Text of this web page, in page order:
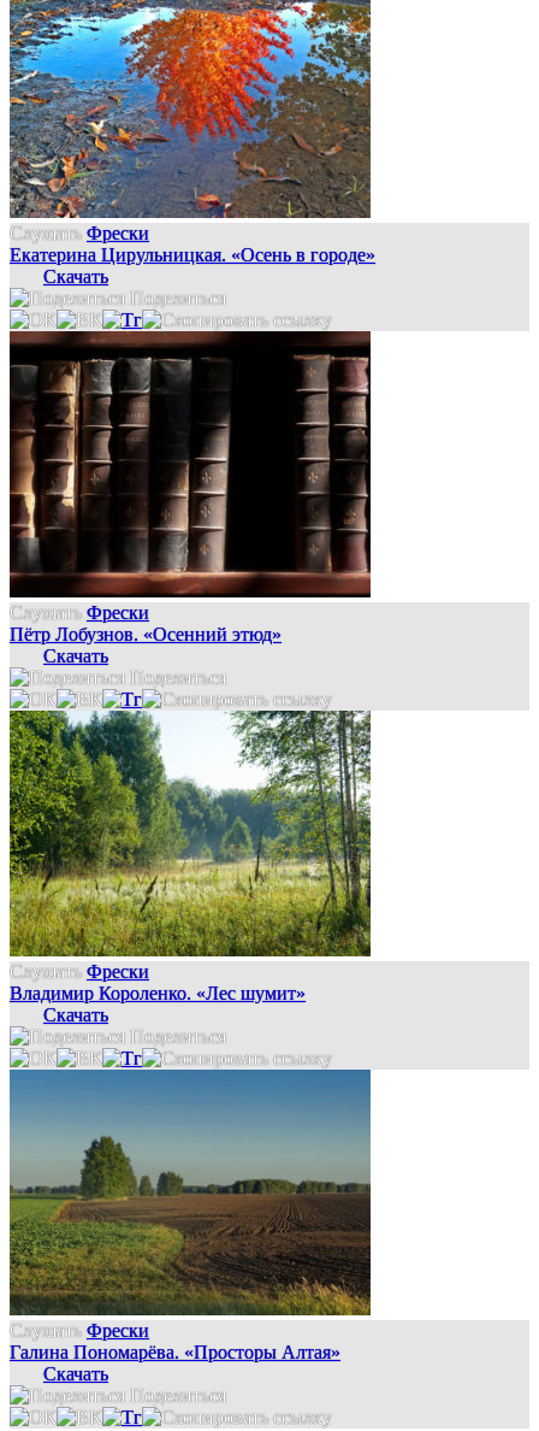
Слушать Фрески
Екатерина Цирульницкая. «Осень в городе»
Скачать
Поделиться
Слушать Фрески
Пётр Лобузнов. «Осенний этюд»
Скачать
Поделиться
Слушать Фрески
Владимир Короленко. «Лес шумит»
Скачать
Поделиться
Слушать Фрески
Галина Пономарёва. «Просторы Алтая»
Скачать
Поделиться